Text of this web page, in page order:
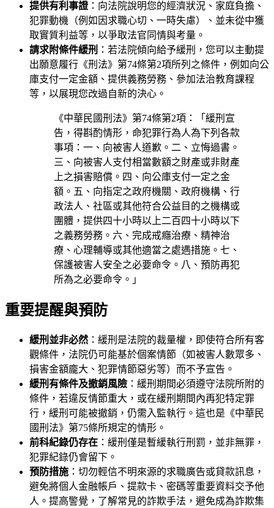
提供有利事證：向法院說明您的經濟狀況、家庭負擔、
犯罪動機（例如因求職心切、一時失慮）、並未從中獲
取實質利益等，以爭取法官同情與考量。
請求附條件緩刑 ：若法院傾向給予緩刑，您可以主動提
出願意履行《刑法》第74條第2項所列之條件，例如向公
庫支付一定金額、提供義務勞務、參加法治教育課程
等，以展現您改過自新的決心。
《中華民國刑法》第74條第2項：「緩刑宣
告，得斟酌情形，命犯罪行為人為下列各款
事項：一、向被害人道歉。二、立悔過書。
三、向被害人支付相當數額之財產或非財產
上之損害賠償。四、向公庫支付一定之金
額。五、向指定之政府機關、政府機構、行
政法人、社區或其他符合公益目的之機構或
團體，提供四十小時以上二百四十小時以下
之義務勞務。六、完成戒癮治療、精神治
療、心理輔導或其他適當之處遇措施。七、
保護被害人安全之必要命令。八、預防再犯
所為之必要命令。」
重要提醒與預防
緩刑並非必然 ：緩刑是法院的裁量權，即使符合所有客
觀條件，法院仍可能基於個案情節（如被害人數眾多、
損害金額龐大、犯罪情節惡劣等）而不予宣告。
緩刑有條件及撤銷風險 ：緩刑期間必須遵守法院所附的
條件，若違反情節重大，或在緩刑期間內再犯特定罪
行，緩刑可能被撤銷，仍需入監執行。這也是《中華民
國刑法》第75條所規定的情形。
前科紀錄仍存在 ：緩刑僅是暫緩執行刑罰，並非無罪，
犯罪紀錄仍會留下。
預防措施 ：切勿輕信不明來源的求職廣告或貸款訊息，
避免將個人金融帳戶、提款卡、密碼等重要資料交予他
人。提高警覺，了解常見的詐欺手法，避免成為詐欺集